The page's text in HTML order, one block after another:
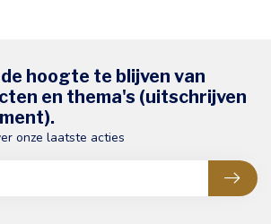
hoogte te blijven van
en thema's (uitschrijven
onze laatste acties